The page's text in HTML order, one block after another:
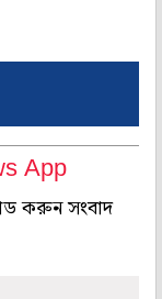
App
করুন সংবাদ